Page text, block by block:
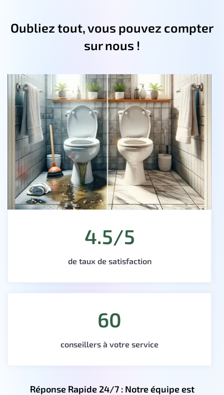
Oubliez tout, vous pouvez compter
sur nous !
4.5/5
de taux de satisfaction
60
conseillers à votre service
Réponse Rapide 24/7 : Notre équipe est